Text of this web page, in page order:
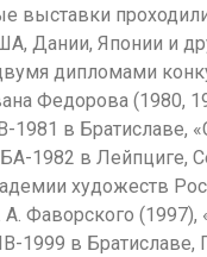
выставки
Дании, Японии и
дипломами
Федорова (1980,
1981 в Братиславе,
1982 в Лейпциге,
художеств
Фаворского (1997),
1999 в Братиславе,